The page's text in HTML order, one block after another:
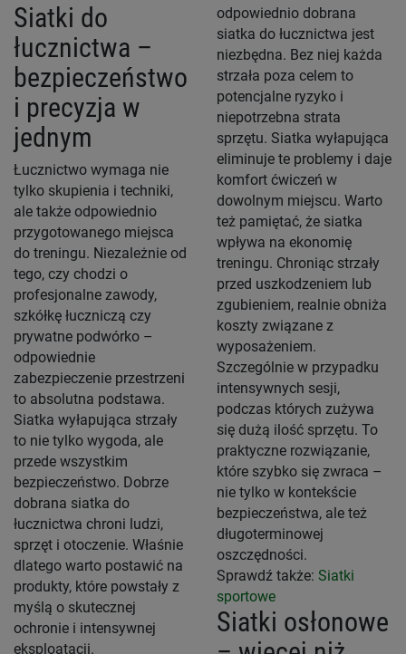
Siatki do
łucznictwa –
bezpieczeństwo
i precyzja w
jednym
Łucznictwo wymaga nie
tylko skupienia i techniki,
ale także odpowiednio
przygotowanego miejsca
do treningu. Niezależnie od
tego, czy chodzi o
profesjonalne zawody,
szkółkę łuczniczą czy
prywatne podwórko –
odpowiednie
zabezpieczenie przestrzeni
to absolutna podstawa.
Siatka wyłapująca strzały
to nie tylko wygoda, ale
przede wszystkim
bezpieczeństwo. Dobrze
dobrana siatka do
łucznictwa chroni ludzi,
sprzęt i otoczenie. Właśnie
dlatego warto postawić na
produkty, które powstały z
myślą o skutecznej
ochronie i intensywnej
eksploatacji.
odpowiednio dobrana
siatka do łucznictwa jest
niezbędna. Bez niej każda
strzała poza celem to
potencjalne ryzyko i
niepotrzebna strata
sprzętu. Siatka wyłapująca
eliminuje te problemy i daje
komfort ćwiczeń w
dowolnym miejscu. Warto
też pamiętać, że siatka
wpływa na ekonomię
treningu. Chroniąc strzały
przed uszkodzeniem lub
zgubieniem, realnie obniża
koszty związane z
wyposażeniem.
Szczególnie w przypadku
intensywnych sesji,
podczas których zużywa
się dużą ilość sprzętu. To
praktyczne rozwiązanie,
które szybko się zwraca –
nie tylko w kontekście
bezpieczeństwa, ale też
długoterminowej
oszczędności.
Sprawdź także: Siatki
sportowe
Siatki osłonowe